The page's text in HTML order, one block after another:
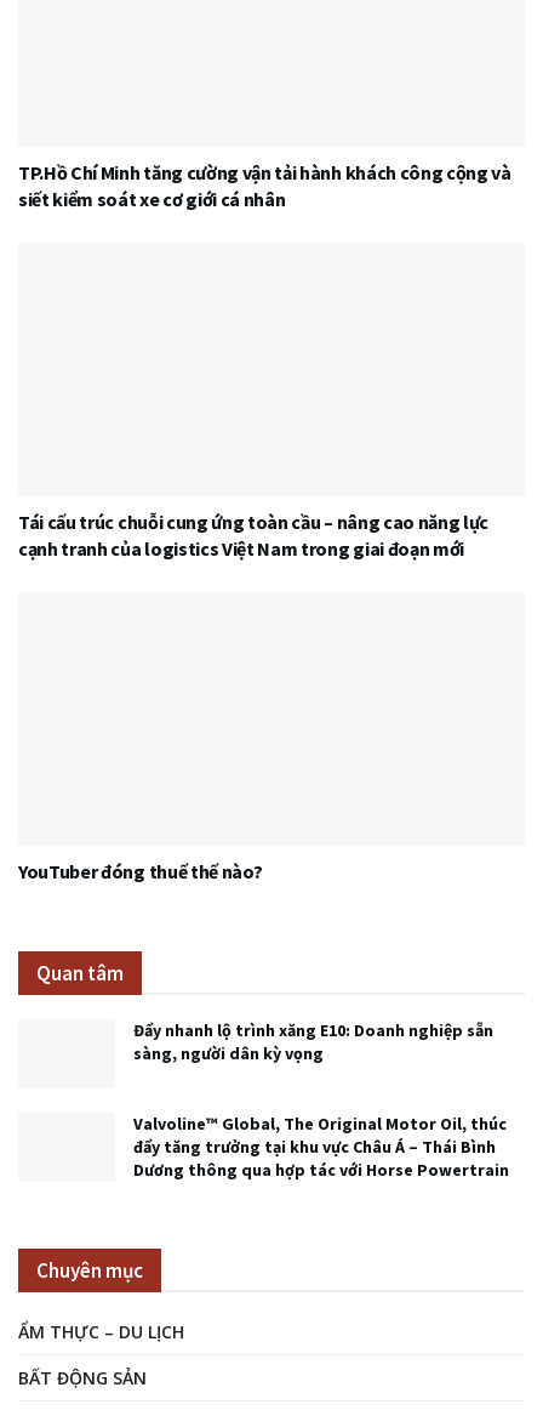
TP.Hồ Chí Minh tăng cường vận tải hành khách công cộng và
siết kiểm soát xe cơ giới cá nhân
Tái cấu trúc chuỗi cung ứng toàn cầu – nâng cao năng lực
cạnh tranh của logistics Việt Nam trong giai đoạn mới
YouTuber đóng thuế thế nào?
Quan tâm
Đẩy nhanh lộ trình xăng E10: Doanh nghiệp sẵn
sàng, người dân kỳ vọng
Valvoline™ Global, The Original Motor Oil, thúc
đẩy tăng trưởng tại khu vực Châu Á – Thái Bình
Dương thông qua hợp tác với Horse Powertrain
Chuyên mục
ẨM THỰC – DU LỊCH
BẤT ĐỘNG SẢN